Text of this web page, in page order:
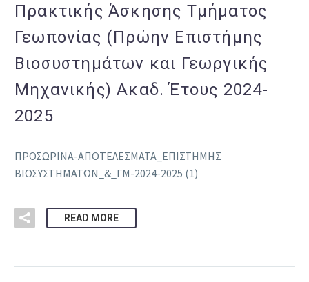
Πρακτικής Άσκησης Τμήματος
Γεωπονίας (Πρώην Επιστήμης
Βιοσυστημάτων και Γεωργικής
Μηχανικής) Ακαδ. Έτους 2024-
2025
ΠΡΟΣΩΡΙΝΑ-ΑΠΟΤΕΛΕΣΜΑΤΑ_ΕΠΙΣΤΗΜΗΣ
ΒΙΟΣΥΣΤΗΜΑΤΩΝ_&_ΓΜ-2024-2025 (1)
READ MORE